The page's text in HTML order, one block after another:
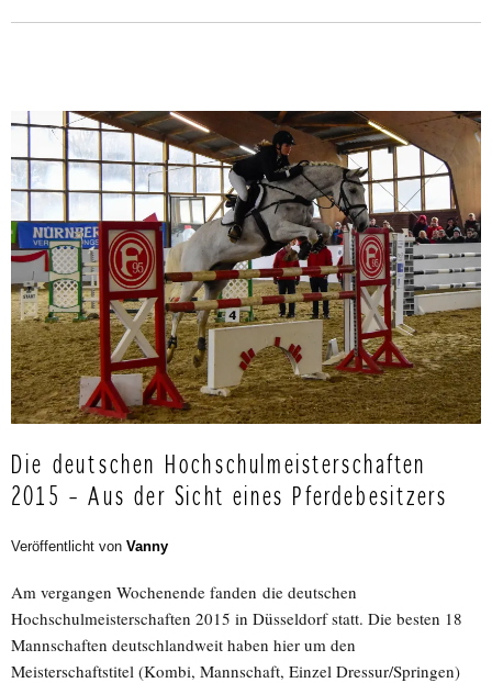
Die deutschen Hochschulmeisterschaften
2015 – Aus der Sicht eines Pferdebesitzers
Veröffentlicht von Vanny
Am vergangen Wochenende fanden die deutschen
Hochschulmeisterschaften 2015 in Düsseldorf statt. Die besten 18
Mannschaften deutschlandweit haben hier um den
Meisterschaftstitel (Kombi, Mannschaft, Einzel Dressur/Springen)